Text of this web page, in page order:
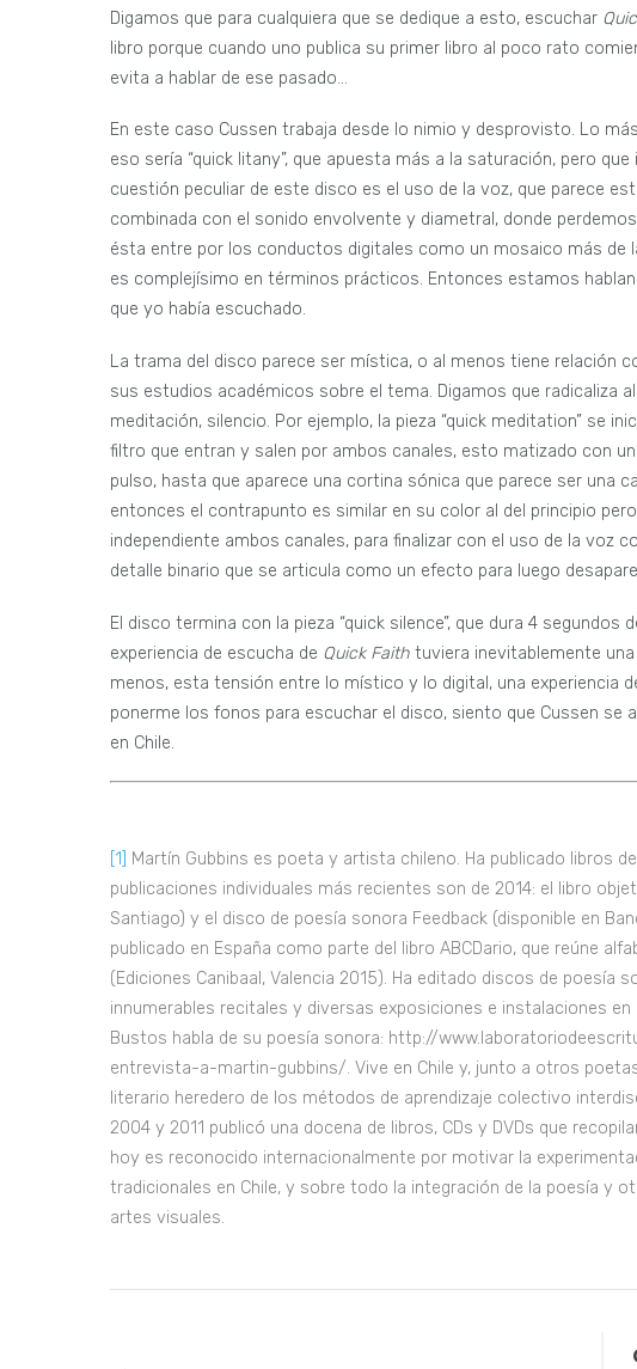
Digamos que para cualquiera que se dedique a esto, escuchar
libro porque cuando uno publica su primer libro al poco rato
evita a hablar de ese pasado…
En este caso Cussen trabaja desde lo nimio y desprovisto. Lo
eso sería “quick litany”, que apuesta más a la saturación, pero
cuestión peculiar de este disco es el uso de la voz, que parece
combinada con el sonido envolvente y diametral, donde
ésta entre por los conductos digitales como un mosaico más de
es complejísimo en términos prácticos. Entonces estamos
que yo había escuchado.
La trama del disco parece ser mística, o al menos tiene relación
sus estudios académicos sobre el tema. Digamos que radicaliza
meditación, silencio. Por ejemplo, la pieza “quick meditation” se
filtro que entran y salen por ambos canales, esto matizado con
pulso, hasta que aparece una cortina sónica que parece ser una
entonces el contrapunto es similar en su color al del principio
independiente ambos canales, para finalizar con el uso de la voz
detalle binario que se articula como un efecto para luego
El disco termina con la pieza “quick silence”, que dura 4
experiencia de escucha de Quick Faith tuviera inevitablemente
menos, esta tensión entre lo místico y lo digital, una experiencia
ponerme los fonos para escuchar el disco, siento que Cussen
en Chile.
[1]
Martín Gubbins es poeta y artista chileno. Ha publicado libros
publicaciones individuales más recientes son de 2014: el libro
Santiago) y el disco de poesía sonora Feedback (disponible en
publicado en España como parte del libro ABCDario, que reúne
(Ediciones Canibaal, Valencia 2015). Ha editado discos de poesía
innumerables recitales y diversas exposiciones e instalaciones
Bustos habla de su poesía sonora: http://
entrevista-a-martin-gubbins/. Vive en Chile y, junto a otros
literario heredero de los métodos de aprendizaje colectivo
2004 y 2011 publicó una docena de libros, CDs y DVDs que
hoy es reconocido internacionalmente por motivar la
tradicionales en Chile, y sobre todo la integración de la poesía y
artes visuales.